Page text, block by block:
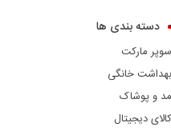
دسته بندی ها
سوپر مارکت
بهداشت خانگی
مد و پوشاک
کالای دیجیتال